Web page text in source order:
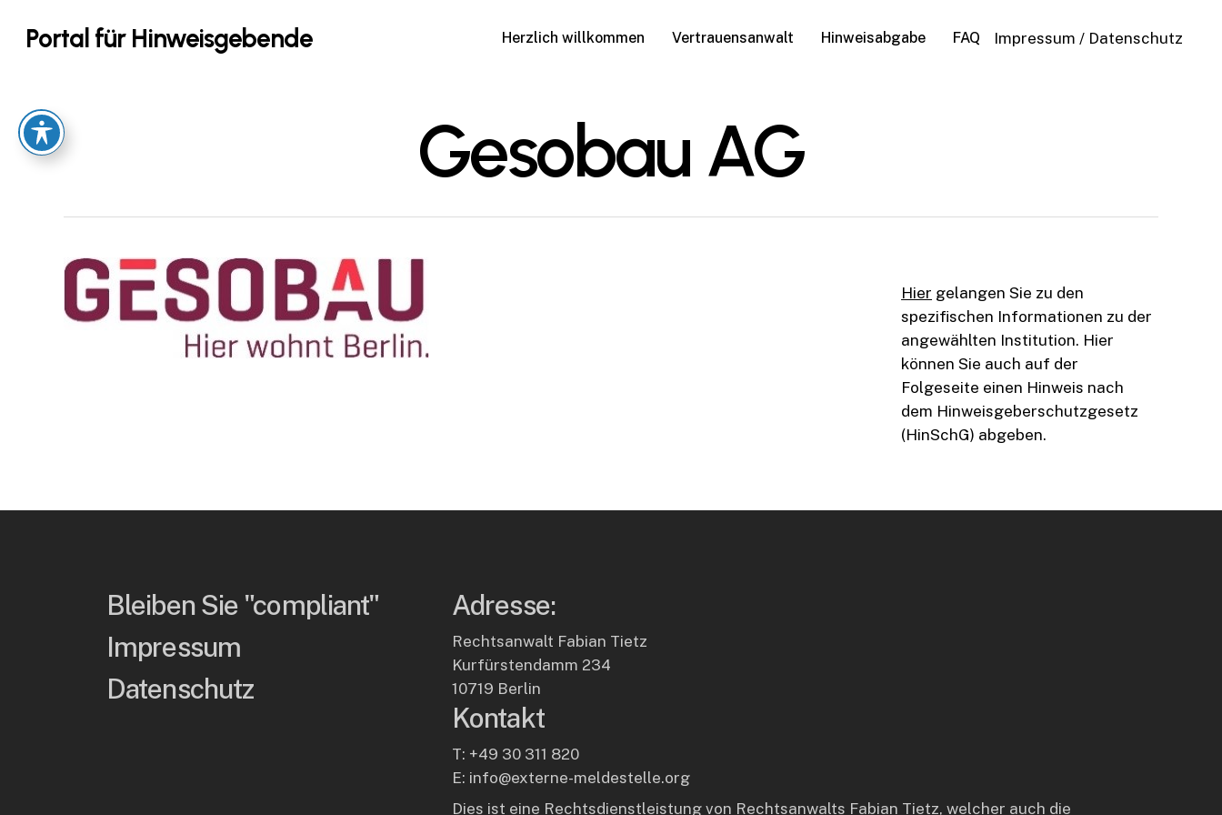
Portal für Hinweisgebende Herzlich willkommen Vertrauensanwalt Hinweisabgabe FAQ Impressum / Datenschutz
Gesobau AG
Hier gelangen Sie zu den
spezifischen Informationen zu der
angewählten Institution. Hier
können Sie auch auf der
Folgeseite einen Hinweis nach
dem Hinweisgeberschutzgesetz
(HinSchG) abgeben.
Bleiben Sie "compliant"
Impressum
Datenschutz
Adresse:
Rechtsanwalt Fabian Tietz
Kurfürstendamm 234
10719 Berlin
Kontakt
T: +49 30 311 820
E: info@externe-meldestelle.org
Dies ist eine Rechtsdienstleistung von Rechtsanwalts Fabian Tietz, welcher auch die